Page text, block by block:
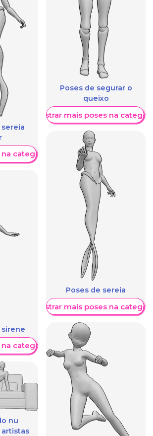
categoria
categoria
nu
Poses de segurar o
queixo
Mostrar mais poses na
Poses de sereia
Mostrar mais poses na